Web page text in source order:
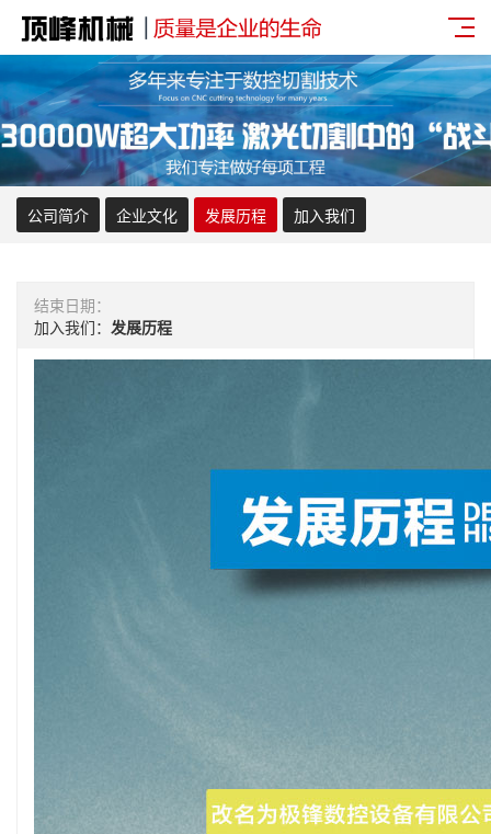
公司简介 企业文化 发展历程 加入我们
结束日期：
加入我们： 发展历程